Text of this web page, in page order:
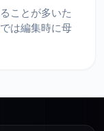
ことが多いた
は編集時に母